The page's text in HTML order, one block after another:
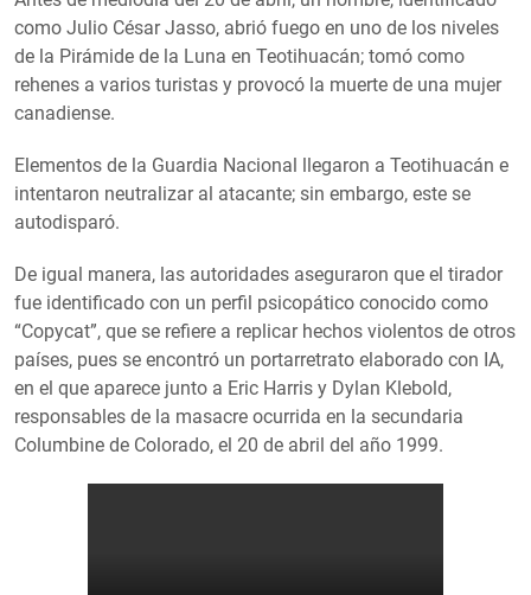
como Julio César Jasso, abrió fuego en uno de los niveles
de la Pirámide de la Luna en Teotihuacán; tomó como
rehenes a varios turistas y provocó la muerte de una mujer
canadiense.
Elementos de la Guardia Nacional llegaron a Teotihuacán e
intentaron neutralizar al atacante; sin embargo, este se
autodisparó.
De igual manera, las autoridades aseguraron que el tirador
fue identificado con un perfil psicopático conocido como
“Copycat”, que se refiere a replicar hechos violentos de otros
países, pues se encontró un portarretrato elaborado con IA,
en el que aparece junto a Eric Harris y Dylan Klebold,
responsables de la masacre ocurrida en la secundaria
Columbine de Colorado, el 20 de abril del año 1999.